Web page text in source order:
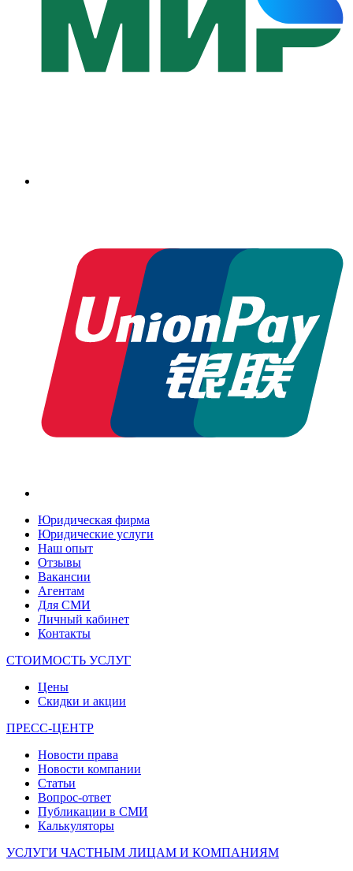
Юридическая фирма
Юридические услуги
Наш опыт
Отзывы
Вакансии
Агентам
Для СМИ
Личный кабинет
Контакты
СТОИМОСТЬ УСЛУГ
Цены
Скидки и акции
ПРЕСС-ЦЕНТР
Новости права
Новости компании
Статьи
Вопрос-ответ
Публикации в СМИ
Калькуляторы
УСЛУГИ ЧАСТНЫМ ЛИЦАМ И КОМПАНИЯМ